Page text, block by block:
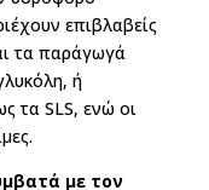
επιβλαβείς
τα παράγωγά
ή
τα SLS, ενώ οι
με τον